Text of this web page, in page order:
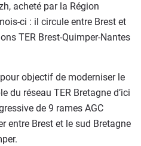
acheté par la Région
ci : il circule entre Brest et
TER Brest-Quimper-Nantes
objectif de moderniser le
du réseau TER Bretagne d’ici
de 9 rames AGC
entre Brest et le sud Bretagne